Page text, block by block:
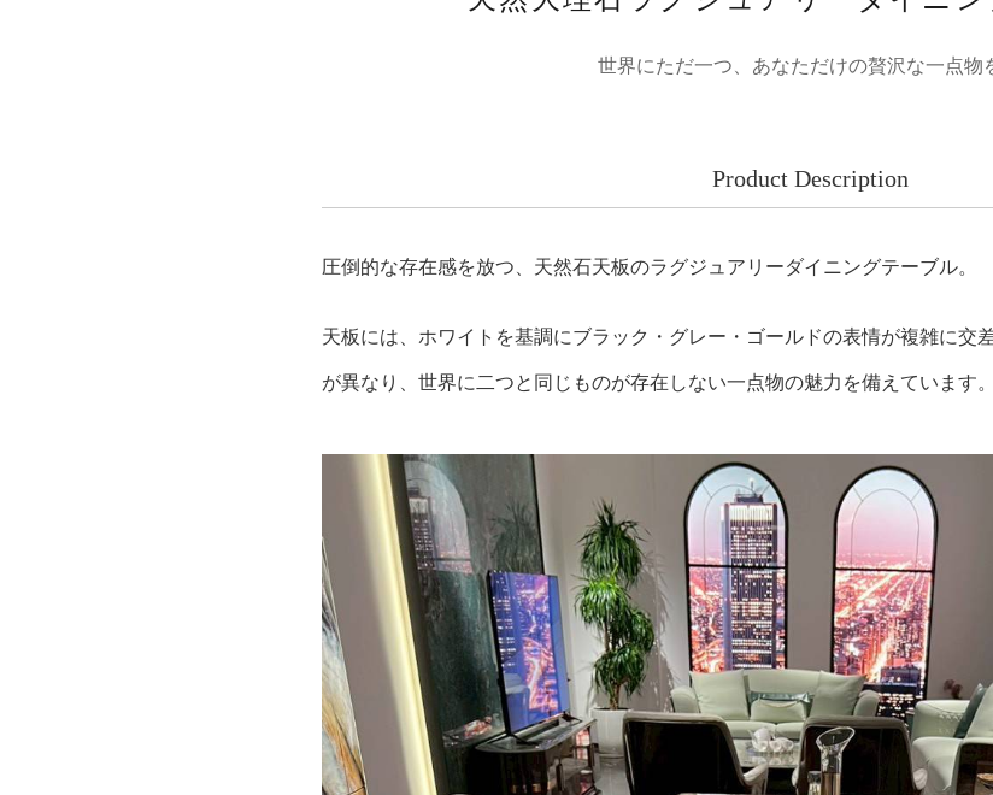
世界にただ一つ、あなただけの贅沢な一点物
Product Description
圧倒的な存在感を放つ、天然石天板のラグジュアリーダイニングテーブル。
天板には、ホワイトを基調にブラック・グレー・ゴールドの表情が複雑に交
が異なり、世界に二つと同じものが存在しない一点物の魅力を備えています。